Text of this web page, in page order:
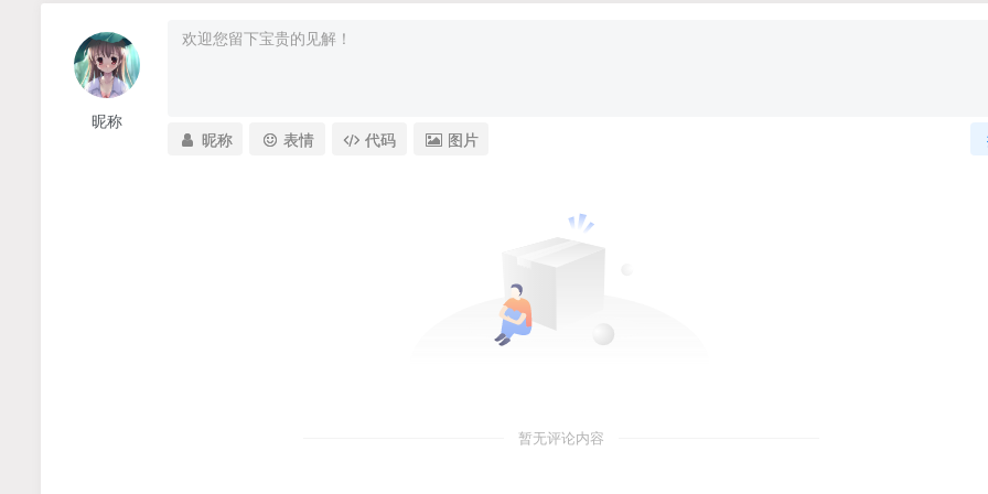
昵称
昵称 表情 代码 图片
暂无评论内容